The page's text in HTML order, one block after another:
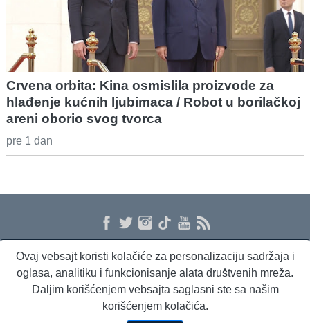
Crvena orbita: Kina osmislila proizvode za
hlađenje kućnih ljubimaca / Robot u borilačkoj
areni oborio svog tvorca
pre 1 dan
O nama Proizvodi i usluge Politika privatnosti Kontakt RSS
Dnevni evropski servis
Ovaj vebsajt koristi kolačiće za personalizaciju sadržaja i
oglasa, analitiku i funkcionisanje alata društvenih mreža.
Daljim korišćenjem vebsajta saglasni ste sa našim
korišćenjem kolačića.